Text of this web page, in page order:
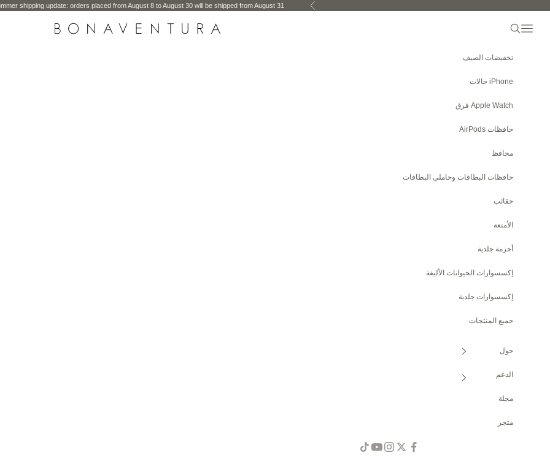
السابق shipping update: orders placed from August 8 to August 30 will be shipped from August 31.
BONAVENTURA GLOBAL افتح قائمة التنقل
فتح البحث
تخفيضات الصيف
iPhone حالات
Apple Watch فرق
حافظات AirPods
محافظ
حافظات البطاقات وحاملي البطاقات
حقائب
الأمتعة
أحزمة جلدية
إكسسوارات الحيوانات الأليفة
إكسسوارات جلدية
جميع المنتجات
حول
الدعم
مجلة
متجر